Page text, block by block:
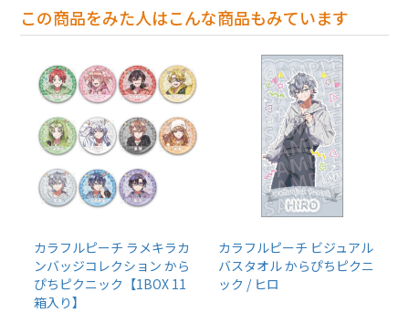
この商品をみた人はこんな商品もみています
カラフルピーチ ラメキラカ
ンバッジコレクション から
ぴちピクニック【1BOX 11
箱入り】
カラフルピーチ ビジュアル
バスタオル からぴちピクニ
ック / ヒロ